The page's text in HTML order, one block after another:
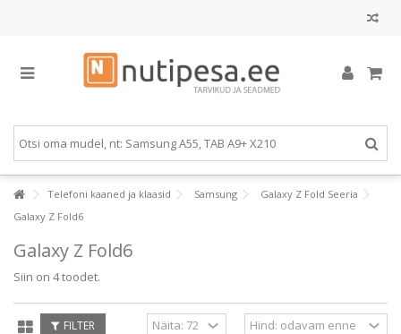
Telefoni kaaned ja klaasid Samsung
Galaxy Z Fold Seeria
Galaxy Z Fold6
Galaxy Z Fold6
Siin on 4 toodet.
FILTER